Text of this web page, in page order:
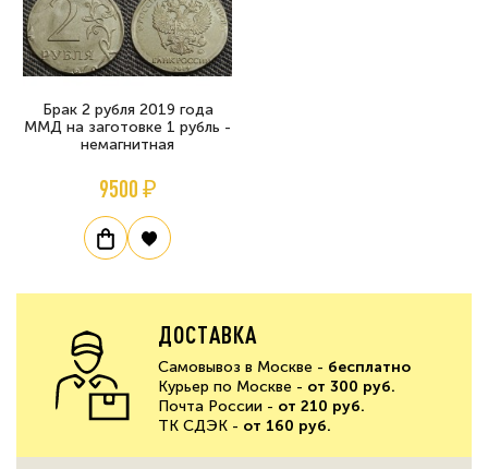
Брак 2 рубля 2019 года
ММД на заготовке 1 рубль -
немагнитная
9500 ₽
ДОСТАВКА
Самовывоз в Москве - бесплатно
Курьер по Москве - от 300 руб.
Почта России - от 210 руб.
ТК СДЭК - от 160 руб.